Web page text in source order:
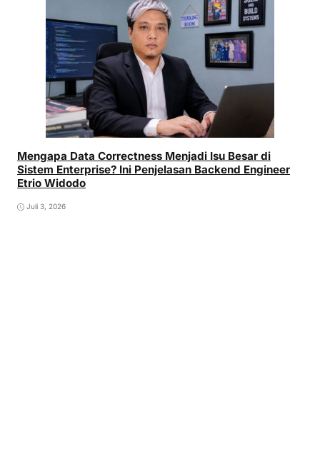
Mengapa Data Correctness Menjadi Isu Besar di
Sistem Enterprise? Ini Penjelasan Backend Engineer
Etrio Widodo
Juli 3, 2026